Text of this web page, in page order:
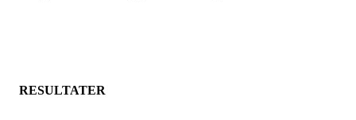
RESULTATER